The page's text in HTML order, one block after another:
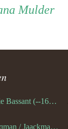
Mulder
Lijsbet / Lijsie Bassant (--1687)
Trijntge Jaecqman / Jaackman (--1651)